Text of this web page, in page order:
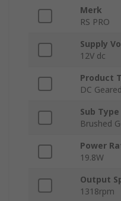
Merk
RS PRO
Supply
12V dc
Product
DC
Sub Type
Brushed
Power
19.8W
Output
1318rpm